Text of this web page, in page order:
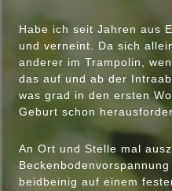
Habe ich seit Jahren aus
und verneint. Da sich
anderer im Trampolin,
das auf und ab der
was grad in den ersten
Geburt schon
An Ort und Stelle mal
beidbeinig auf einem